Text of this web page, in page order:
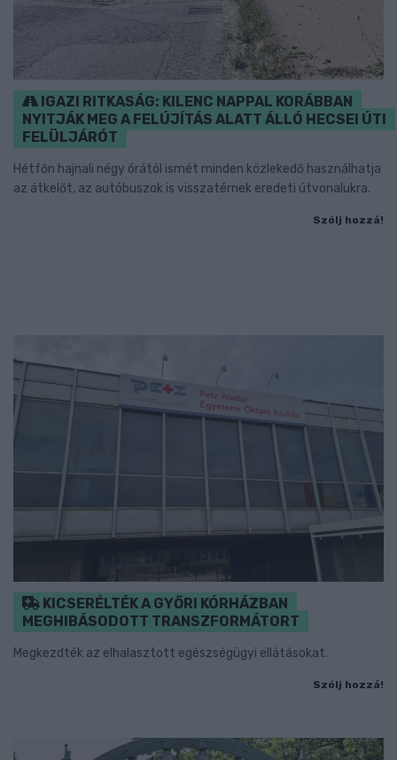
IGAZI RITKASÁG: KILENC NAPPAL KORÁBBAN
NYITJÁK MEG A FELÚJÍTÁS ALATT ÁLLÓ HECSEI ÚTI
FELÜLJÁRÓT
Hétfőn hajnali négy órától ismét minden közlekedő használhatja
az átkelőt, az autóbuszok is visszatérnek eredeti útvonalukra.
Szólj hozzá!
KICSERÉLTÉK A GYŐRI KÓRHÁZBAN
MEGHIBÁSODOTT TRANSZFORMÁTORT
Megkezdték az elhalasztott egészségügyi ellátásokat.
Szólj hozzá!